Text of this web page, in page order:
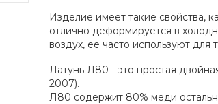
Изделие имеет такие свойства,
отлично деформируется в
воздух, ее часто используют
Латунь Л80 - это простая
2007).
Л80 содержит 80% меди